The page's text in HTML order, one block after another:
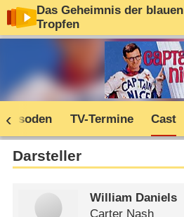
Das Geheimnis der blauen
Tropfen
Episoden TV-Termine Cast
Darsteller
William Daniels
Carter Nash